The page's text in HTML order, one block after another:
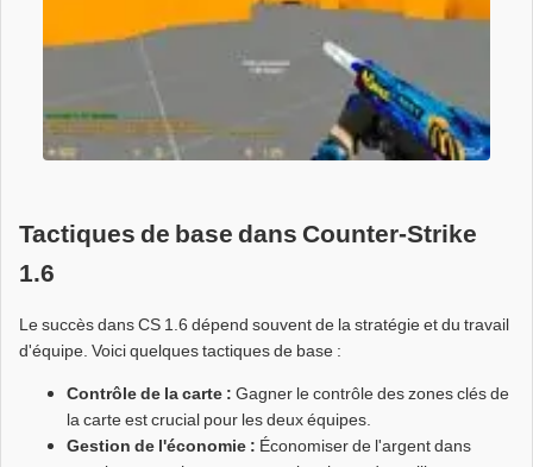
Tactiques de base dans Counter-Strike
1.6
Le succès dans CS 1.6 dépend souvent de la stratégie et du travail
d'équipe. Voici quelques tactiques de base :
Contrôle de la carte : Gagner le contrôle des zones clés de
la carte est crucial pour les deux équipes.
Gestion de l'économie : Économiser de l'argent dans